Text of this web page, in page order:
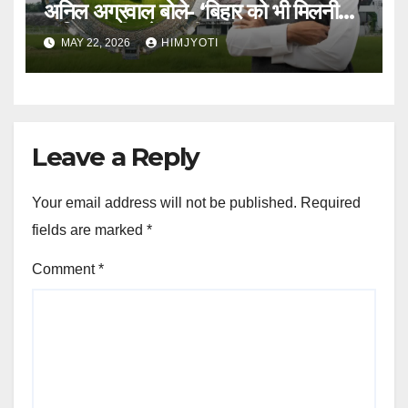
अनिल अग्रवाल बोले- ‘बिहार को भी मिलनी
चाहिए अपनी फ्रेंचाइजी’
MAY 22, 2026 HIMJYOTI
Leave a Reply
Your email address will not be published. Required
fields are marked *
Comment*